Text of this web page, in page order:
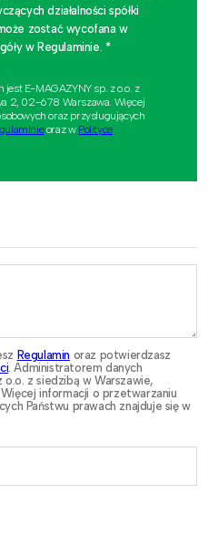
działalności spółki
zostać wycofana w
w Regulaminie. *
E-MAGAZYNY sp. z o.o. z
2, 02-678 Warszawa. Więcej
oraz przysługujących
oraz w Polityce
Regulamin oraz potwierdzasz
. Administratorem danych
z siedzibą w Warszawie,
informacji o przetwarzaniu
Państwu prawach znajduje się w